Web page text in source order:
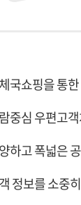
국쇼핑을 통
중심 우편고
하고 폭넓은
정보를 소중